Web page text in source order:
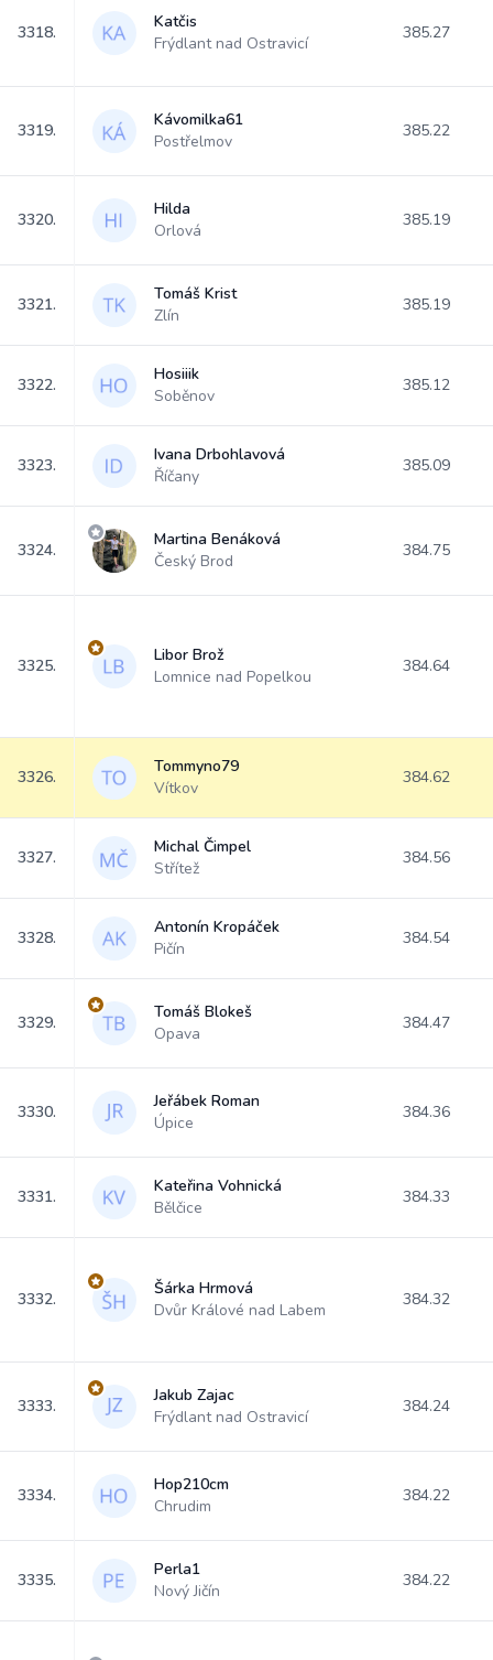
3318.
Katčis
Frýdlant nad Ostravicí
385.27
3319.
Kávomilka61
Postřelmov
385.22
3320.
Hilda
Orlová
385.19
3321.
Tomáš Krist
Zlín
385.19
3322.
Hosiiik
Soběnov
385.12
3323.
Ivana Drbohlavová
Říčany
385.09
3324.
Martina Benáková
Český Brod
384.75
3325.
Libor Brož
Lomnice nad Popelkou
384.64
3326.
Tommyno79
Vítkov
384.62
3327.
Michal Čimpel
Střítež
384.56
3328.
Antonín Kropáček
Pičín
384.54
3329.
Tomáš Blokeš
Opava
384.47
3330.
Jeřábek Roman
Úpice
384.36
3331.
Kateřina Vohnická
Bělčice
384.33
3332.
Šárka Hrmová
Dvůr Králové nad Labem
384.32
3333.
Jakub Zajac
Frýdlant nad Ostravicí
384.24
3334.
Hop210cm
Chrudim
384.22
3335.
Perla1
Nový Jičín
384.22